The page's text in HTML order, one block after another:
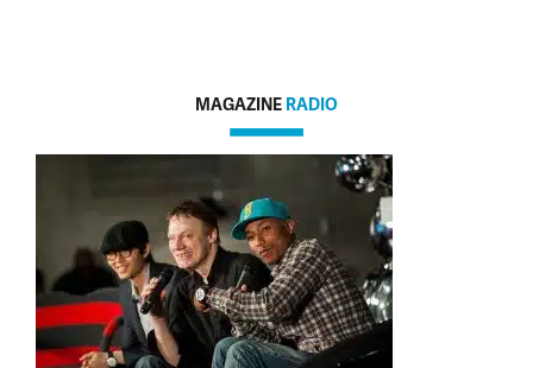
MAGAZINE RADIO